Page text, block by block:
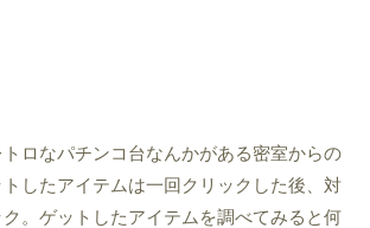
ロなパチンコ台なんかがある密室からの
したアイテムは一回クリックした後、対
。ゲットしたアイテムを調べてみると何